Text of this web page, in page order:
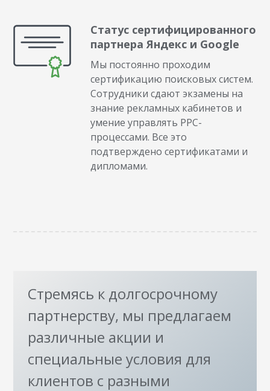
Статус сертифицированного
партнера Яндекс и Google
Мы постоянно проходим
сертификацию поисковых систем.
Сотрудники сдают экзамены на
знание рекламных кабинетов и
умение управлять PPC-
процессами. Все это
подтверждено сертификатами и
дипломами.
Стремясь к долгосрочному
партнерству, мы предлагаем
различные акции и
специальные условия для
клиентов с разными